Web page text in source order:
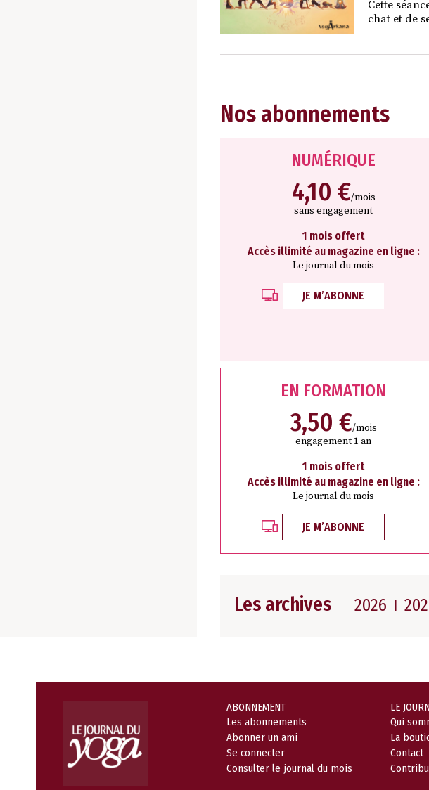
Cette
chat et de
Nos abonnements
NUMÉRIQUE
4,10 €/mois
sans engagement
1 mois offert
Accès illimité au magazine en ligne :
Le journal du mois
JE M’ABONNE
EN FORMATION
3,50 €/mois
engagement 1 an
1 mois offert
Accès illimité au magazine en ligne :
Le journal du mois
JE M’ABONNE
Les archives 2026
ABONNEMENT
Les abonnements
Abonner un ami
Se connecter
Consulter le journal du mois
LE
Qui
La
Contact